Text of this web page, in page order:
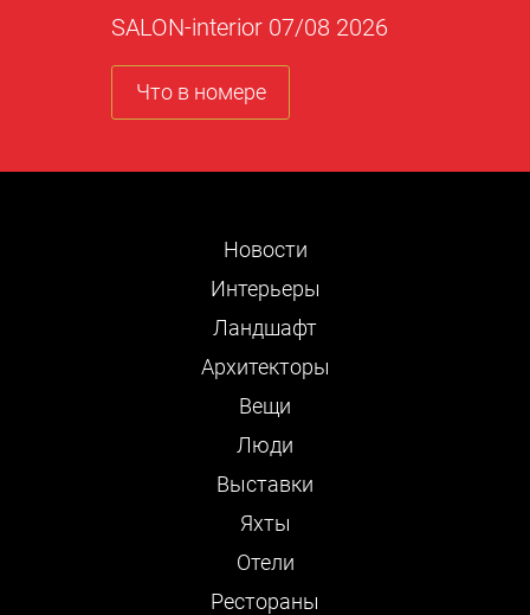
SALON-interior 07/08 2026
Что в номере
Новости
Интерьеры
Ландшафт
Архитекторы
Вещи
Люди
Выставки
Яхты
Отели
Рестораны